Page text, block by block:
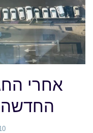
אחרי
החדשה
10